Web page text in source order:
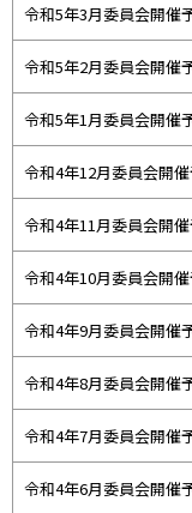
令和5年3月委員会開催
令和5年2月委員会開催
令和5年1月委員会開催
令和4年12月委員会開
令和4年11月委員会開
令和4年10月委員会開
令和4年9月委員会開催
令和4年8月委員会開催
令和4年7月委員会開催
令和4年6月委員会開催